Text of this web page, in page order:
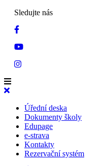
Sledujte nás
Úřední deska
Dokumenty školy
Edupage
e-strava
Kontakty
Rezervační systém